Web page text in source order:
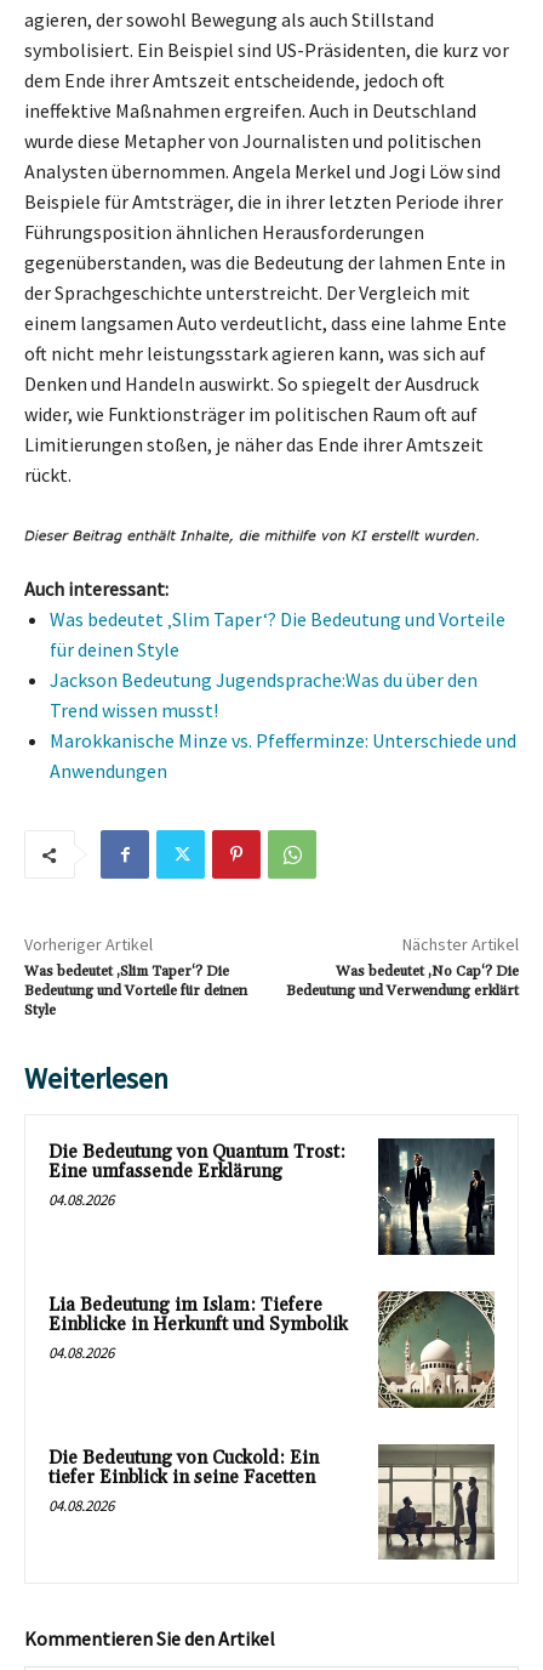
agieren, der sowohl Bewegung als auch Stillstand
symbolisiert. Ein Beispiel sind US-Präsidenten, die kurz vor
dem Ende ihrer Amtszeit entscheidende, jedoch oft
ineffektive Maßnahmen ergreifen. Auch in Deutschland
wurde diese Metapher von Journalisten und politischen
Analysten übernommen. Angela Merkel und Jogi Löw sind
Beispiele für Amtsträger, die in ihrer letzten Periode ihrer
Führungsposition ähnlichen Herausforderungen
gegenüberstanden, was die Bedeutung der lahmen Ente in
der Sprachgeschichte unterstreicht. Der Vergleich mit
einem langsamen Auto verdeutlicht, dass eine lahme Ente
oft nicht mehr leistungsstark agieren kann, was sich auf
Denken und Handeln auswirkt. So spiegelt der Ausdruck
wider, wie Funktionsträger im politischen Raum oft auf
Limitierungen stoßen, je näher das Ende ihrer Amtszeit
rückt.
Auch interessant:
Was bedeutet ‚Slim Taper‘? Die Bedeutung und Vorteile
für deinen Style
Jackson Bedeutung Jugendsprache:Was du über den
Trend wissen musst!
Marokkanische Minze vs. Pfefferminze: Unterschiede und
Anwendungen
Vorheriger Artikel
Was bedeutet ‚Slim Taper‘? Die
Bedeutung und Vorteile für deinen
Style
Nächster Artikel
Was bedeutet ‚No Cap‘? Die
Bedeutung und Verwendung erklärt
Weiterlesen
Die Bedeutung von Quantum Trost:
Eine umfassende Erklärung
04.08.2026
Lia Bedeutung im Islam: Tiefere
Einblicke in Herkunft und Symbolik
04.08.2026
Die Bedeutung von Cuckold: Ein
tiefer Einblick in seine Facetten
04.08.2026
Kommentieren Sie den Artikel